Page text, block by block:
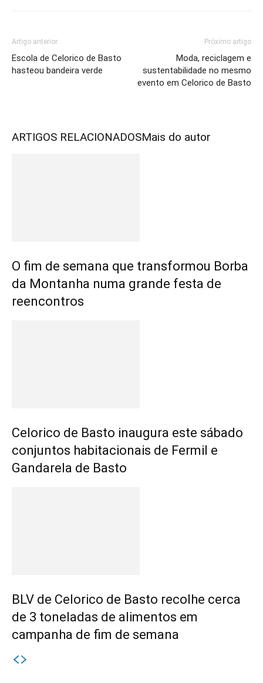
Artigo anterior
Escola de Celorico de Basto
hasteou bandeira verde
Próximo artigo
Moda, reciclagem e
sustentabilidade no mesmo
evento em Celorico de Basto
ARTIGOS RELACIONADOSMais do autor
O fim de semana que transformou Borba
da Montanha numa grande festa de
reencontros
Celorico de Basto inaugura este sábado
conjuntos habitacionais de Fermil e
Gandarela de Basto
BLV de Celorico de Basto recolhe cerca
de 3 toneladas de alimentos em
campanha de fim de semana